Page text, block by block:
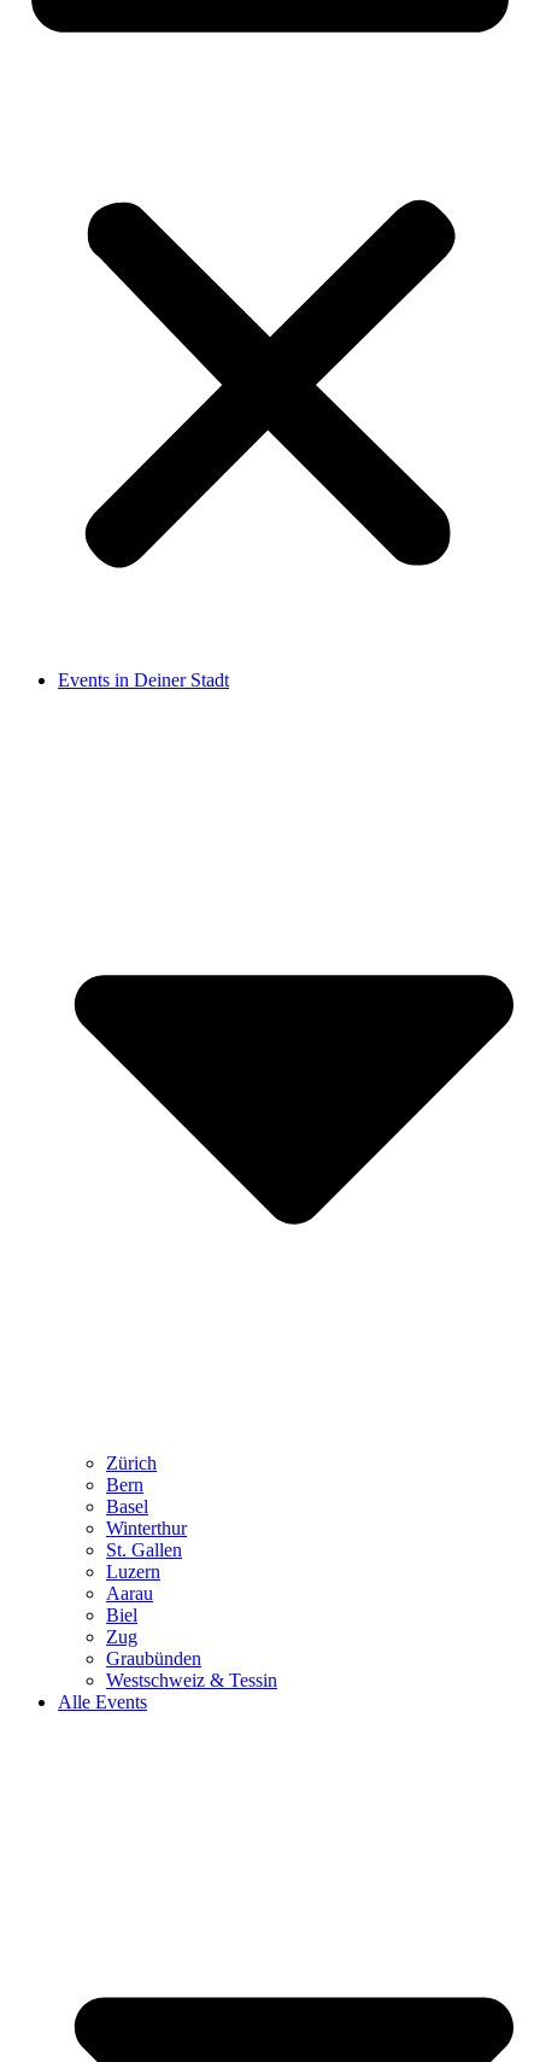
Events in Deiner Stadt
Zürich
Bern
Basel
Winterthur
St. Gallen
Luzern
Aarau
Biel
Zug
Graubünden
Westschweiz & Tessin
Alle Events